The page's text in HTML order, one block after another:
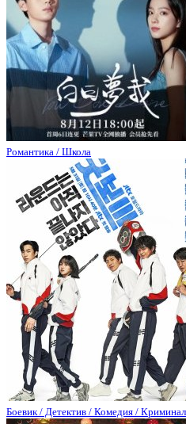
Романтика / Школа
Боевик / Детектив / Комедия /